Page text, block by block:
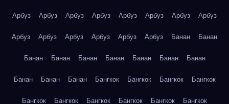
Арбуз Арбуз Арбуз Арбуз Арбуз Арбуз Арбуз Арбуз
Арбуз Арбуз Арбуз Арбуз Арбуз Арбуз Банан Банан
Банан Банан Банан Банан Банан Банан Банан
Банан Банан Банан Бангкок Бангкок Бангкок Бангкок
Бангкок Бангкок Бангкок Бангкок Бангкок Бангкок